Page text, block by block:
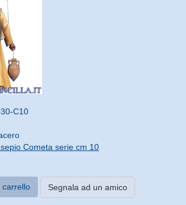
C10
Cometa serie cm 10
Segnala ad un amico